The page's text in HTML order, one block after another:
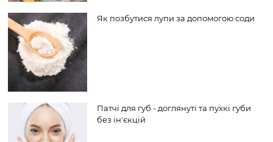
Як позбутися лупи за допомогою соди
Патчі для губ - доглянуті та пухкі губи
без ін'єкцій